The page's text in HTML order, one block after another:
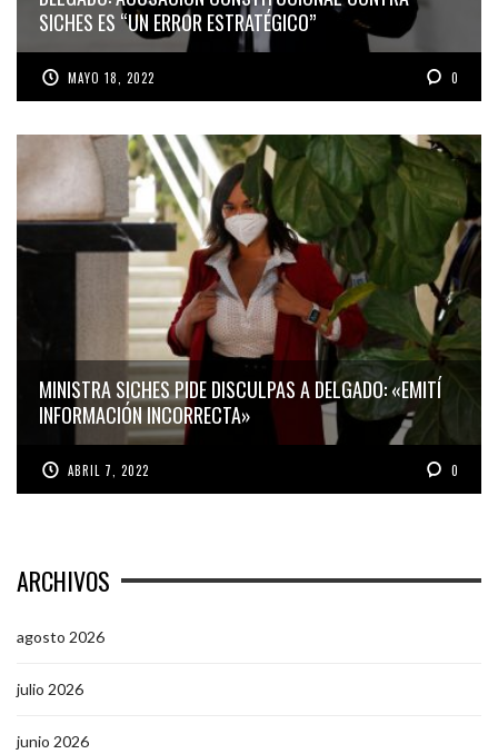
SICHES ES “UN ERROR ESTRATÉGICO”
MAYO 18, 2022 0
MINISTRA SICHES PIDE DISCULPAS A DELGADO: «EMITÍ
INFORMACIÓN INCORRECTA»
ABRIL 7, 2022 0
ARCHIVOS
agosto 2026
julio 2026
junio 2026